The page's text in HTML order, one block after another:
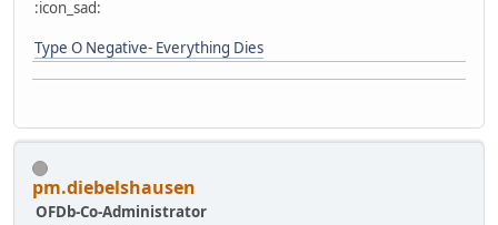
:icon_sad:
Type O Negative- Everything Dies
pm.diebelshausen
OFDb-Co-Administrator